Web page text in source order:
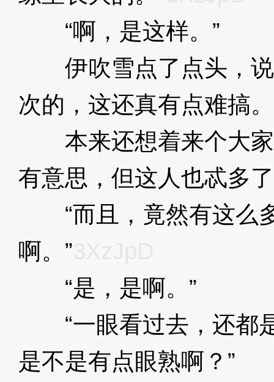
“啊，是这样。”
伊吹雪点了点头，说
次的，这还真有点难搞
本来还想着来个大家
有意思，但这人也忒多
“而且，竟然有这么
啊。”
“是，是啊。”
“一眼看过去，还都
是不是有点眼熟啊？”